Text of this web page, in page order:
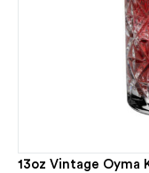
13oz Vintage Oyma